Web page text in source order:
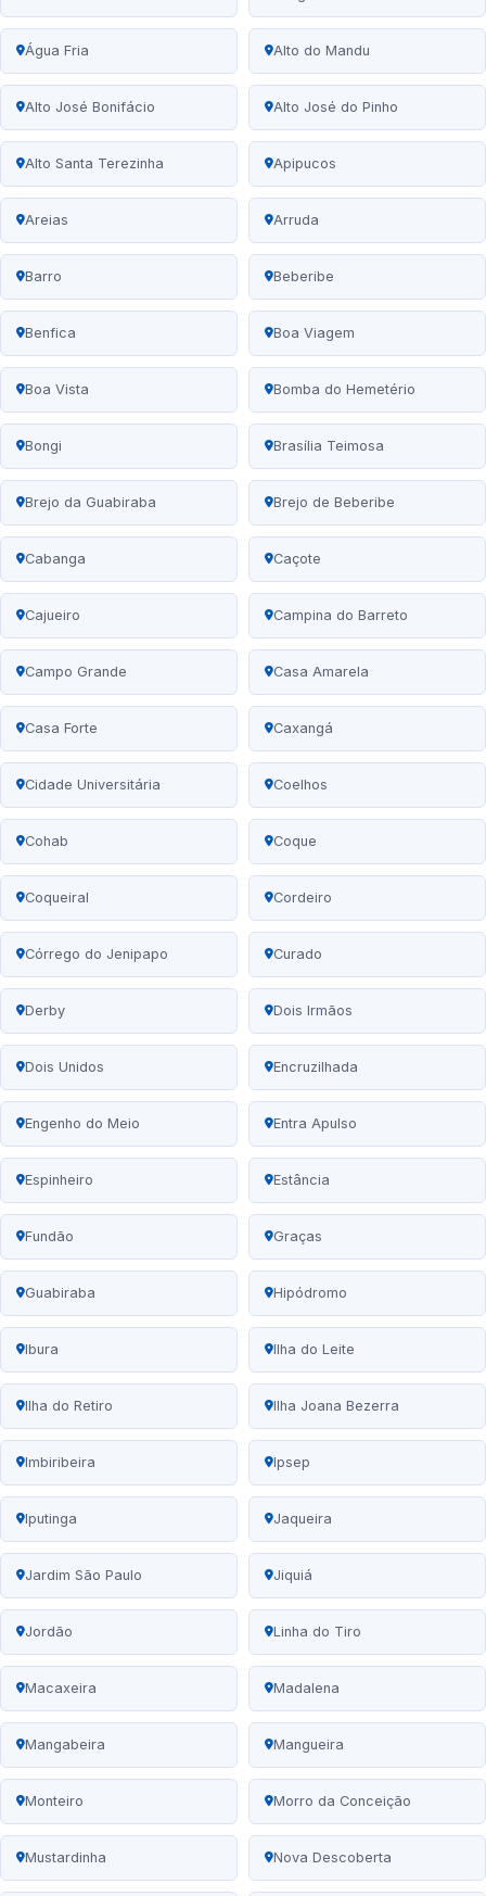
Água Fria Alto do Mandu
Alto José Bonifácio Alto José do Pinho
Alto Santa Terezinha Apipucos
Areias Arruda
Barro Beberibe
Benfica Boa Viagem
Boa Vista Bomba do Hemetério
Bongi Brasília Teimosa
Brejo da Guabiraba Brejo de Beberibe
Cabanga Caçote
Cajueiro Campina do Barreto
Campo Grande Casa Amarela
Casa Forte Caxangá
Cidade Universitária Coelhos
Cohab Coque
Coqueiral Cordeiro
Córrego do Jenipapo Curado
Derby Dois Irmãos
Dois Unidos Encruzilhada
Engenho do Meio Entra Apulso
Espinheiro Estância
Fundão Graças
Guabiraba Hipódromo
Ibura Ilha do Leite
Ilha do Retiro Ilha Joana Bezerra
Imbiribeira Ipsep
Iputinga Jaqueira
Jardim São Paulo Jiquiá
Jordão Linha do Tiro
Macaxeira Madalena
Mangabeira Mangueira
Monteiro Morro da Conceição
Mustardinha Nova Descoberta